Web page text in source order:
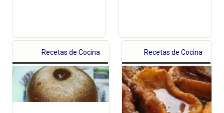
Recetas de Cocina Recetas de Cocina